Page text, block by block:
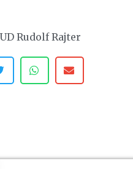
Rudolf Rajter